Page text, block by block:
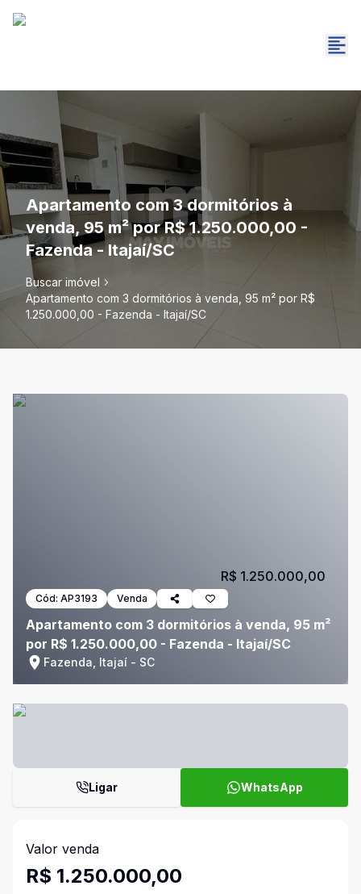
Apartamento com 3 dormitórios à
venda, 95 m² por R$ 1.250.000,00 -
Fazenda - Itajaí/SC
Buscar imóvel
Apartamento com 3 dormitórios à venda, 95 m² por R$
1.250.000,00 - Fazenda - Itajaí/SC
Cód: AP3193 Venda
Apartamento com 3 dormitórios à venda, 95 m²
por R$ 1.250.000,00 - Fazenda - Itajaí/SC
Fazenda, Itajaí - SC
R$ 1.250.000,00
Ligar WhatsApp
Valor venda
R$ 1.250.000,00